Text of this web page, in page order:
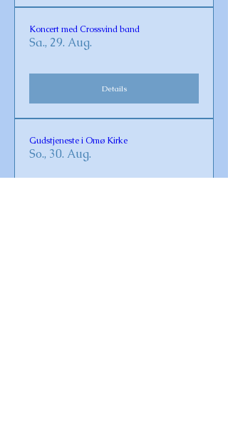
Koncert med Crossvind band
Sa., 29. Aug.
Details
Gudstjeneste i Omø Kirke
So., 30. Aug.